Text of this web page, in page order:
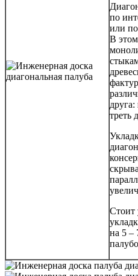
по
или
В этом
треть
Стоит
на 5 –